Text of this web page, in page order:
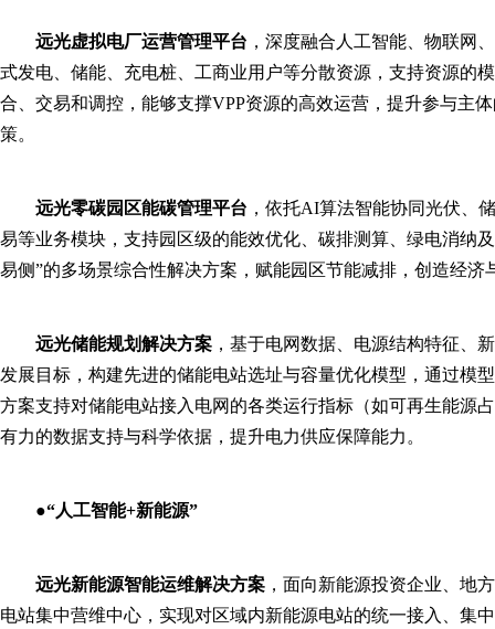
远光虚拟电厂运营管理平台 ，深度融合人工智能、物联网
式发电、储能、充电桩、工商业用户等分散资源，支持资源的
合、交易和调控，能够支撑VPP资源的高效运营，提升参与主
策。
远光零碳园区能碳管理平台 ，依托AI算法智能协同光伏、
易等业务模块，支持园区级的能效优化、碳排测算、绿电消纳
易侧”的多场景综合性解决方案，赋能园区节能减排，创造经济
远光储能规划解决方案 ，基于电网数据、电源结构特征、
发展目标，构建先进的储能电站选址与容量优化模型，通过模
方案支持对储能电站接入电网的各类运行指标（如可再生能源
有力的数据支持与科学依据，提升电力供应保障能力。
●“人工智能+新能源”
远光新能源智能运维解决方案 ，面向新能源投资企业、地
电站集中营维中心，实现对区域内新能源电站的统一接入、集